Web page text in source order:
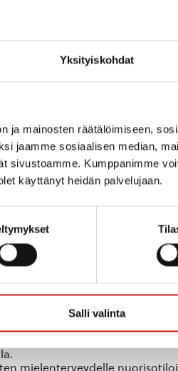
Yksityiskohdat
ja mainosten räätälöimiseen,
jaamme sosiaalisen median,
sivustoamme. Kumppanimme
käyttänyt heidän palvelujaan.
Salli valinta
palkkaamisesta
koululla sekä
aikasihteerin ja etsivän
perusnuorisotyön parissa.
ole aiemmin ollut.
tämänhetkisiä ongelmia
tarjota nuorille
tehtäviin.
suunnattuja palveluja ja
pitää esimerkiksi
nuorella ei ole paikkaa
auki oleminen on
toimintaa pystyttäisiin
turvallisen aikuisen kanssa.
ja useammaltakin taholta
kuten
Rautalammilla. Esimerkiksi
kohden luku oli 148.9.
mielenterveydelle